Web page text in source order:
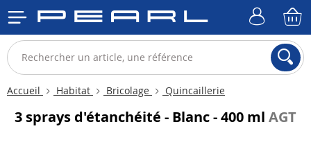
Accueil Habitat Bricolage Quincaillerie
3 sprays d'étanchéité - Blanc - 400 ml AGT